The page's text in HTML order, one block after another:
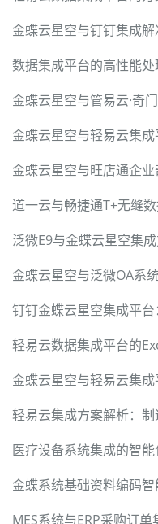
金蝶云星空与钉钉集成
数据集成平台的高性能
金蝶云星空与管易云·奇
金蝶云星空与轻易云集
金蝶云星空与旺店通企
道一云与畅捷通T+无缝
泛微E9与金蝶云星空集
金蝶云星空与泛微OA系
钉钉金蝶云星空集成平
轻易云数据集成平台的
金蝶云星空与轻易云集
轻易云集成方案解析：
医疗设备系统集成的智
金蝶系统基础资料编码
MES系统与ERP采购订单